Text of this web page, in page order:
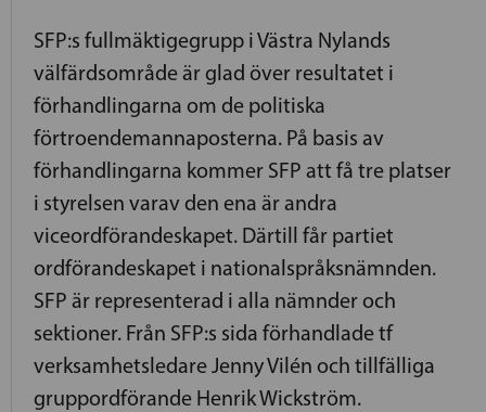
SFP:s fullmäktigegrupp i Västra Nylands
välfärdsområde är glad över resultatet i
förhandlingarna om de politiska
förtroendemannaposterna. På basis av
förhandlingarna kommer SFP att få tre platser
i styrelsen varav den ena är andra
viceordförandeskapet. Därtill får partiet
ordförandeskapet i nationalspråksnämnden.
SFP är representerad i alla nämnder och
sektioner. Från SFP:s sida förhandlade tf
verksamhetsledare Jenny Vilén och tillfälliga
gruppordförande Henrik Wickström.